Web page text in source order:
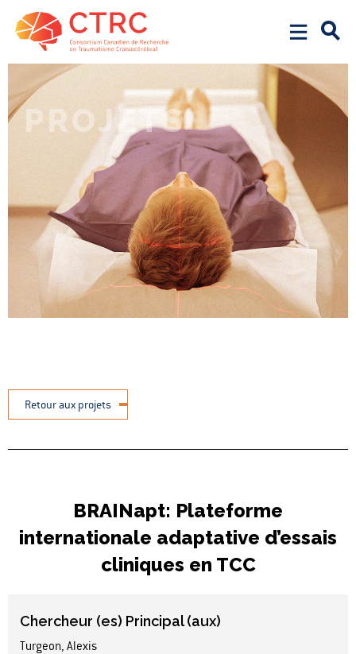
PROJETS
Retour aux projets
BRAINapt: Plateforme
internationale adaptative d’essais
cliniques en TCC
Chercheur (es) Principal (aux)
Turgeon, Alexis